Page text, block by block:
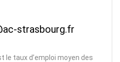
strasbourg.fr
le taux d’emploi moyen des